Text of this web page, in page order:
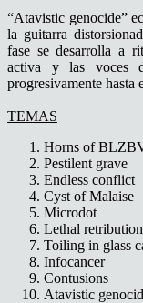
“Atavistic genocide”
la guitarra
fase se desarrolla a
activa y las voces
progresivamente hasta
TEMAS
Horns of
Pestilent grave
Endless conflict
Cyst of Malaise
Microdot
Lethal retribution
Toiling in glass
Infocancer
Contusions
Atavistic